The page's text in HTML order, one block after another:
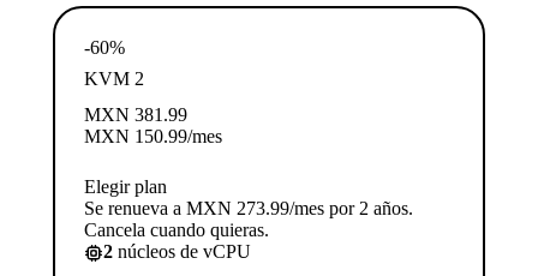
-60%
KVM 2
MXN 381.99
MXN 150.99/mes
Elegir plan
Se renueva a MXN 273.99/mes por 2 años.
Cancela cuando quieras.
2 núcleos de vCPU